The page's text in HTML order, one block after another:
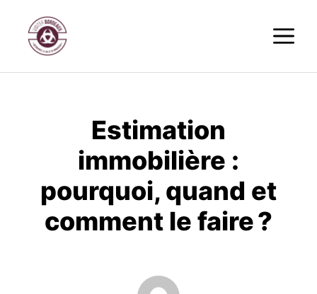
contenu
Estimation
immobilière :
pourquoi, quand et
comment le faire ?